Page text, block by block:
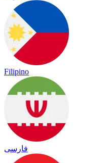
Filipino
فارسی